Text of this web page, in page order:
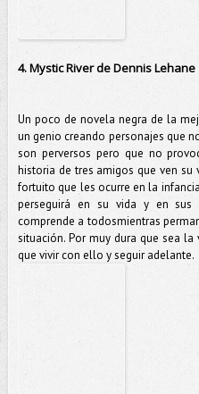
4. Mystic River de Dennis Lehane
Un poco de novela negra de la
un genio creando personajes que
son perversos pero que no
historia de tres amigos que ven
fortuito que les ocurre en la
perseguirá en su vida y en sus
comprende a todosmientras
situación. Por muy dura que sea
que vivir con ello y seguir adelante.